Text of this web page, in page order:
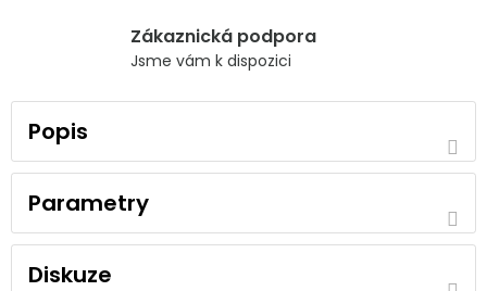
Zákaznická podpora
Jsme vám k dispozici
Popis
Parametry
Diskuze